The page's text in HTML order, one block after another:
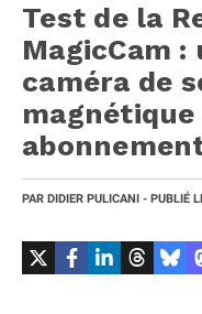
Test de la
MagicCam :
caméra de
magnétique
PAR DIDIER PULICANI - PUBLIÉ